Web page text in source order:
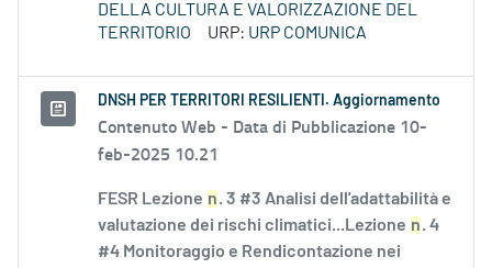
DELLA CULTURA E VALORIZZAZIONE DEL
TERRITORIO
URP: URP COMUNICA
DNSH PER TERRITORI RESILIENTI. Aggiornamento
Contenuto Web - Data di Pubblicazione 10-
feb-2025 10.21
FESR Lezione n. 3 #3 Analisi dell'adattabilità e
valutazione dei rischi climatici...Lezione n. 4
#4 Monitoraggio e Rendicontazione nei